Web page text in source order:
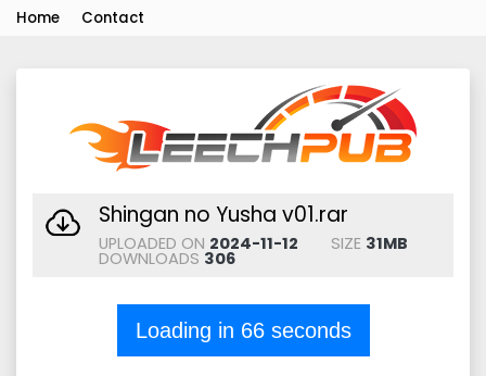
Home Contact
Shingan no Yusha v01.rar
UPLOADED ON 2024-11-12 SIZE 31MB
DOWNLOADS 306
Loading in 66seconds